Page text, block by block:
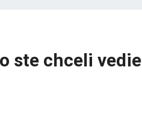
ste chceli